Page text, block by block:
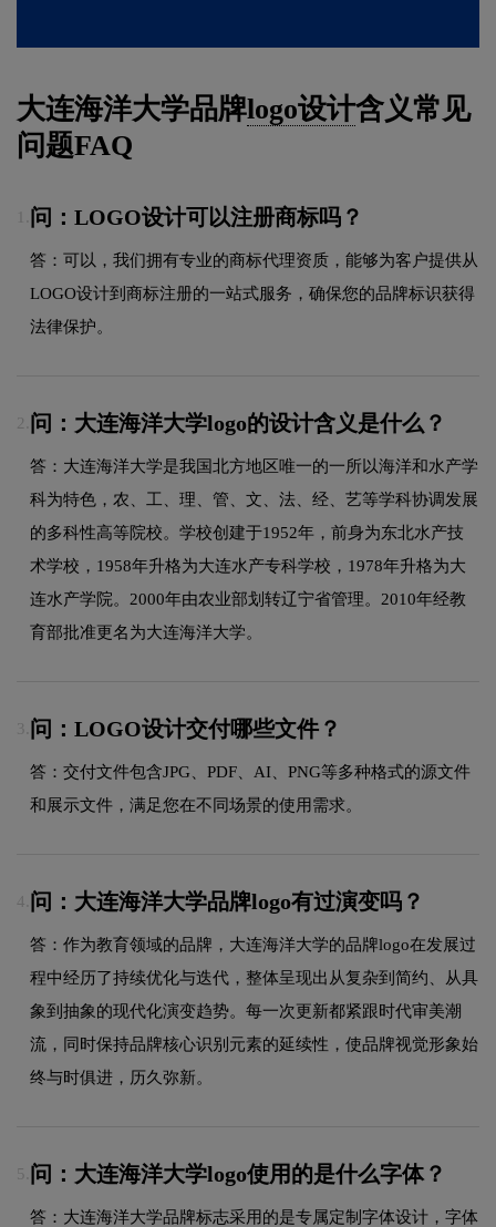
大连海洋大学品牌logo设计含义常见
问题FAQ
问：LOGO设计可以注册商标吗？
答：可以，我们拥有专业的商标代理资质，能够为客户提供从
LOGO设计到商标注册的一站式服务，确保您的品牌标识获得
法律保护。
2. 问：大连海洋大学logo的设计含义是什么？
答：大连海洋大学是我国北方地区唯一的一所以海洋和水产学
科为特色，农、工、理、管、文、法、经、艺等学科协调发展
的多科性高等院校。学校创建于1952年，前身为东北水产技
术学校，1958年升格为大连水产专科学校，1978年升格为大
连水产学院。2000年由农业部划转辽宁省管理。2010年经教
育部批准更名为大连海洋大学。
3. 问：LOGO设计交付哪些文件？
答：交付文件包含JPG、PDF、AI、PNG等多种格式的源文件
和展示文件，满足您在不同场景的使用需求。
4. 问：大连海洋大学品牌logo有过演变吗？
答：作为教育领域的品牌，大连海洋大学的品牌logo在发展过
程中经历了持续优化与迭代，整体呈现出从复杂到简约、从具
象到抽象的现代化演变趋势。每一次更新都紧跟时代审美潮
流，同时保持品牌核心识别元素的延续性，使品牌视觉形象始
终与时俱进，历久弥新。
5. 问：大连海洋大学logo使用的是什么字体？
答：大连海洋大学品牌标志采用的是专属定制字体设计，字体